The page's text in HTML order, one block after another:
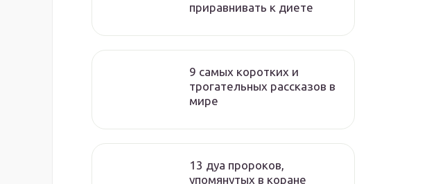
приравнивать к диете
9 cамых коротких и
трогательных рассказов в
мире
13 дуа пророков,
упомянутых в коране